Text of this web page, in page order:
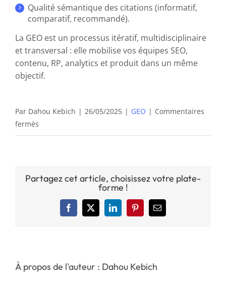
Qualité sémantique des citations (informatif,
comparatif, recommandé).
La GEO est un processus itératif, multidisciplinaire
et transversal : elle mobilise vos équipes SEO,
contenu, RP, analytics et produit dans un même
objectif.
Par Dahou Kebich | 26/05/2025 | GEO | Commentaires
fermés
Comment
d’une
stratégie
Partagez cet article, choisissez votre plate-
forme !
Facebook
X LinkedInPinterestEmail
À propos de l'auteur : Dahou Kebich